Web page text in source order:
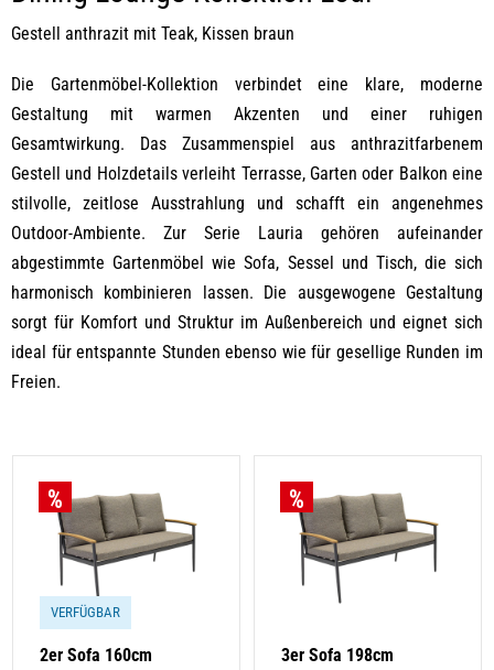
Gestell anthrazit mit Teak, Kissen braun
Die Gartenmöbel-Kollektion verbindet eine klare, moderne
Gestaltung mit warmen Akzenten und einer ruhigen
Gesamtwirkung. Das Zusammenspiel aus anthrazitfarbenem
Gestell und Holzdetails verleiht Terrasse, Garten oder Balkon eine
stilvolle, zeitlose Ausstrahlung und schafft ein angenehmes
Outdoor-Ambiente. Zur Serie Lauria gehören aufeinander
abgestimmte Gartenmöbel wie Sofa, Sessel und Tisch, die sich
harmonisch kombinieren lassen. Die ausgewogene Gestaltung
sorgt für Komfort und Struktur im Außenbereich und eignet sich
ideal für entspannte Stunden ebenso wie für gesellige Runden im
Freien.
VERFÜGBAR
2er Sofa 160cm
3er Sofa 198cm